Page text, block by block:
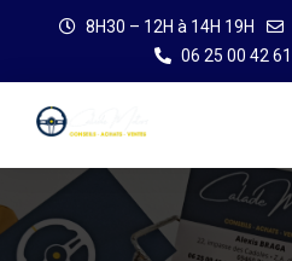
8H30 – 12H à 14H 19H
06 25 00 42 61